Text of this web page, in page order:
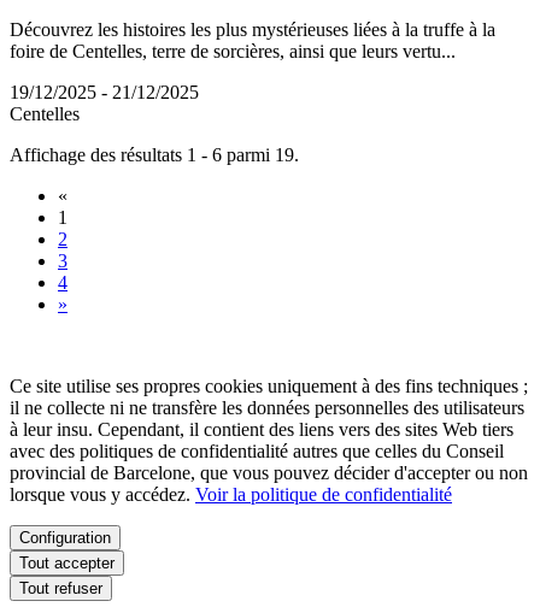
Découvrez les histoires les plus mystérieuses liées à la truffe à la
foire de Centelles, terre de sorcières, ainsi que leurs vertu...
19/12/2025 - 21/12/2025
Centelles
Affichage des résultats 1 - 6 parmi 19.
«
1
2
3
4
»
Ce site utilise ses propres cookies uniquement à des fins techniques ;
il ne collecte ni ne transfère les données personnelles des utilisateurs
à leur insu. Cependant, il contient des liens vers des sites Web tiers
avec des politiques de confidentialité autres que celles du Conseil
provincial de Barcelone, que vous pouvez décider d'accepter ou non
lorsque vous y accédez. Voir la politique de confidentialité
Configuration
Tout accepter
Tout refuser